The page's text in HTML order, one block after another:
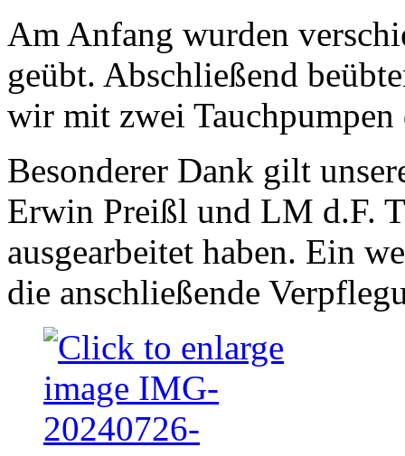
Am Anfang wurden
geübt. Abschließend
wir mit zwei
Besonderer Dank gilt
Erwin Preißl und LM d.F.
ausgearbeitet haben. Ein
die anschließende